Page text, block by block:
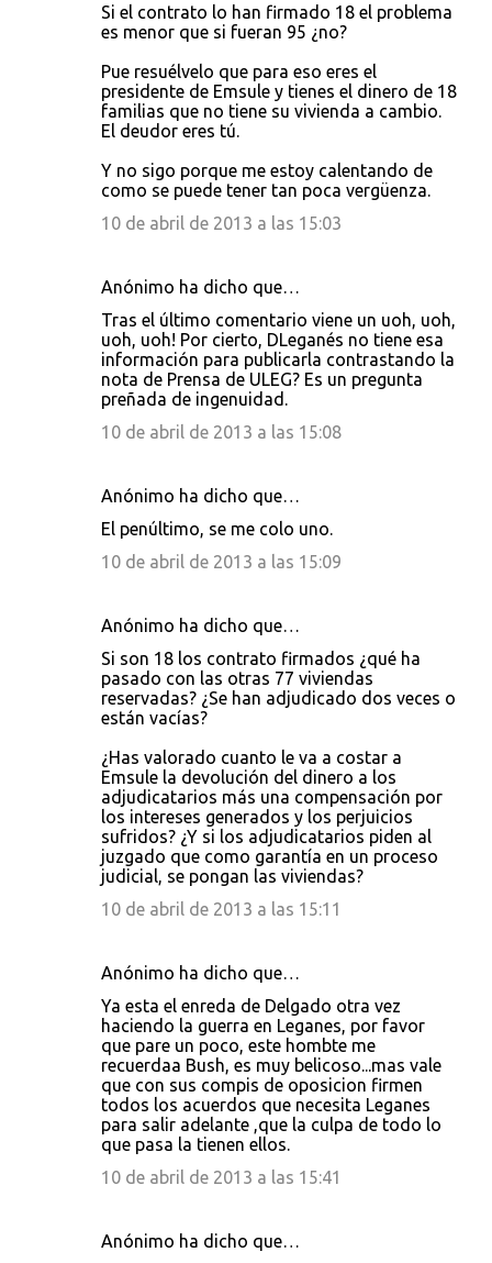
Si el contrato lo han firmado 18 el problema
es menor que si fueran 95 ¿no?
Pue resuélvelo que para eso eres el
presidente de Emsule y tienes el dinero de 18
familias que no tiene su vivienda a cambio.
El deudor eres tú.
Y no sigo porque me estoy calentando de
como se puede tener tan poca vergüenza.
10 de abril de 2013 a las 15:03
Anónimo ha dicho que…
Tras el último comentario viene un uoh, uoh,
uoh, uoh! Por cierto, DLeganés no tiene esa
información para publicarla contrastando la
nota de Prensa de ULEG? Es un pregunta
preñada de ingenuidad.
10 de abril de 2013 a las 15:08
Anónimo ha dicho que…
El penúltimo, se me colo uno.
10 de abril de 2013 a las 15:09
Anónimo ha dicho que…
Si son 18 los contrato firmados ¿qué ha
pasado con las otras 77 viviendas
reservadas? ¿Se han adjudicado dos veces o
están vacías?
¿Has valorado cuanto le va a costar a
Emsule la devolución del dinero a los
adjudicatarios más una compensación por
los intereses generados y los perjuicios
sufridos? ¿Y si los adjudicatarios piden al
juzgado que como garantía en un proceso
judicial, se pongan las viviendas?
10 de abril de 2013 a las 15:11
Anónimo ha dicho que…
Ya esta el enreda de Delgado otra vez
haciendo la guerra en Leganes, por favor
que pare un poco, este hombte me
recuerdaa Bush, es muy belicoso...mas vale
que con sus compis de oposicion firmen
todos los acuerdos que necesita Leganes
para salir adelante ,que la culpa de todo lo
que pasa la tienen ellos.
10 de abril de 2013 a las 15:41
Anónimo ha dicho que…